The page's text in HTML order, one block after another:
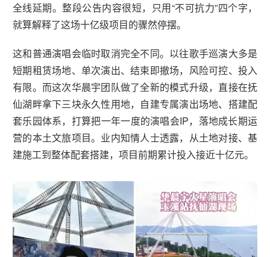
全线延期。整段公告内容很短，只用“不可抗力”四个字，
就算解释了这场十亿级项目的骤然停摆。
这和普通演唱会临时取消完全不同。以往歌手巡演大多是
短期租赁场地、单次演出、结束即撤场，风险可控、投入
有限。而这次华晨宇团队做了全新的模式升级，直接在抚
仙湖畔拿下三块永久性用地，自建专属演出场地、搭建配
套乐园体系，打算把一年一度的演唱会IP，落地成长期运
营的本土文旅项目。业内知情人士透露，从土地对接、基
建施工到整体配套搭建，项目前期累计投入接近十亿元。